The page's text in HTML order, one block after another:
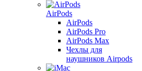
AirPods
AirPods
AirPods Pro
AirPods Max
Чехлы для
наушников Airpods